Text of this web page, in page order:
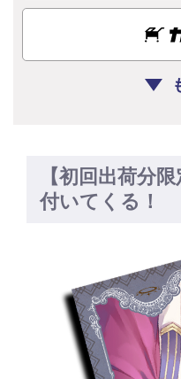
【初回出荷分
付いてくる！